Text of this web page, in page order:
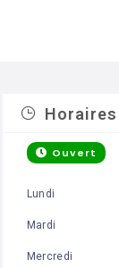
Horaires
Ouvert
Lundi
Mardi
Mercredi